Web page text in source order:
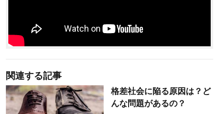
関連する記事
格差社会に陥る原因は？ど
んな問題があるの？